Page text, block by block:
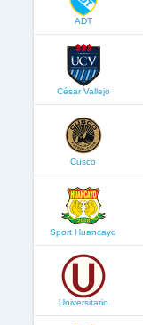
ADT
César Vallejo
Cusco
Sport Huancayo
Universitario